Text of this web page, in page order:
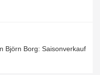
Björn Borg: Saisonverkauf